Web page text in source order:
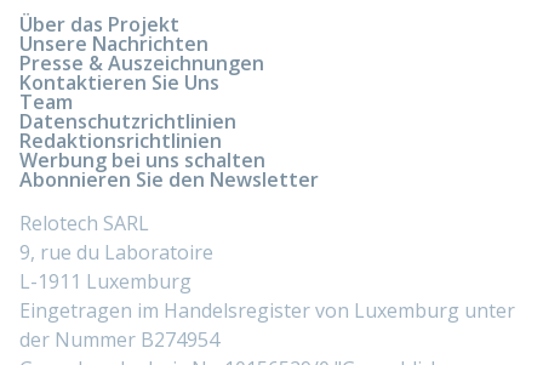
Über das Projekt
Unsere Nachrichten
Presse & Auszeichnungen
Kontaktieren Sie Uns
Team
Datenschutzrichtlinien
Redaktionsrichtlinien
Werbung bei uns schalten
Abonnieren Sie den Newsletter
Relotech SARL
9, rue du Laboratoire
L-1911 Luxemburg
Eingetragen im Handelsregister von Luxemburg unter
der Nummer B274954